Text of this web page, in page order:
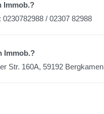
Immob.?
/ 02307 82988
Immob.?
Str. 160A, 59192 Bergkamen